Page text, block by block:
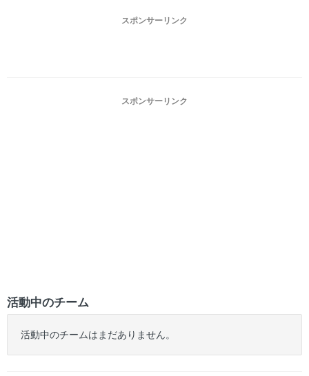
スポンサーリンク
スポンサーリンク
活動中のチーム
活動中のチームはまだありません。